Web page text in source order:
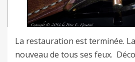
La restauration est terminée.
nouveau de tous ses feux.